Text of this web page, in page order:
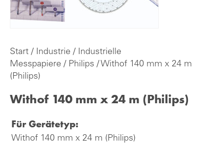
Start / Industrie / Industrielle
Messpapiere / Philips / Withof 140 mm x 24 m
(Philips)
Withof 140 mm x 24 m (Philips)
Für Gerätetyp:
Withof 140 mm x 24 m (Philips)